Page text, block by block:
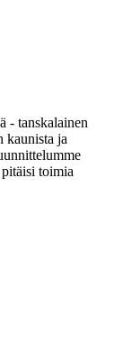
- tanskalainen
kaunista ja
toimia